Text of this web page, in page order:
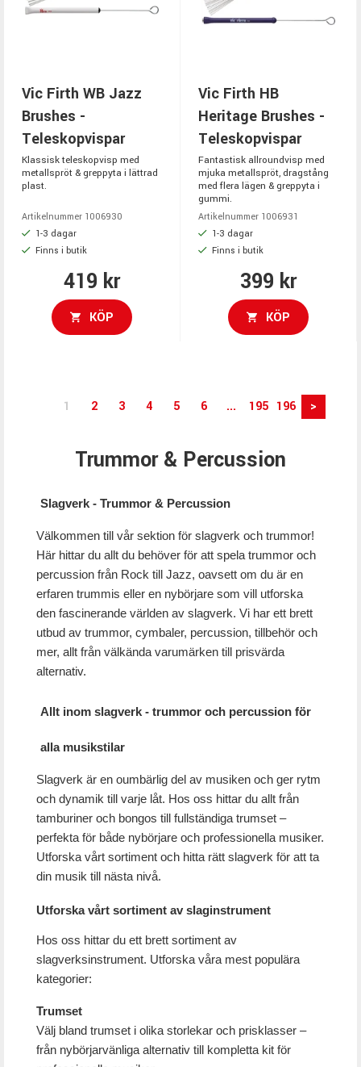
Vic Firth WB Jazz
Brushes -
Teleskopvispar
Klassisk teleskopvisp med
metallspröt & greppyta i lättrad
plast.
Artikelnummer 1006930
1-3 dagar
Finns i butik
419 kr
KÖP
Vic Firth HB
Heritage Brushes -
Teleskopvispar
Fantastisk allroundvisp med
mjuka metallspröt, dragstång
med flera lägen & greppyta i
gummi.
Artikelnummer 1006931
1-3 dagar
Finns i butik
399 kr
KÖP
1 2 3 4 5 6 ... 195 196 >
Trummor & Percussion
Slagverk - Trummor & Percussion
Välkommen till vår sektion för slagverk och trummor!
Här hittar du allt du behöver för att spela trummor och
percussion från Rock till Jazz, oavsett om du är en
erfaren trummis eller en nybörjare som vill utforska
den fascinerande världen av slagverk. Vi har ett brett
utbud av trummor, cymbaler, percussion, tillbehör och
mer, allt från välkända varumärken till prisvärda
alternativ.
Allt inom slagverk - trummor och percussion för
alla musikstilar
Slagverk är en oumbärlig del av musiken och ger rytm
och dynamik till varje låt. Hos oss hittar du allt från
tamburiner och bongos till fullständiga trumset –
perfekta för både nybörjare och professionella musiker.
Utforska vårt sortiment och hitta rätt slagverk för att ta
din musik till nästa nivå.
Utforska vårt sortiment av slaginstrument
Hos oss hittar du ett brett sortiment av
slagverksinstrument. Utforska våra mest populära
kategorier:
Trumset
Välj bland trumset i olika storlekar och prisklasser –
från nybörjarvänliga alternativ till kompletta kit för